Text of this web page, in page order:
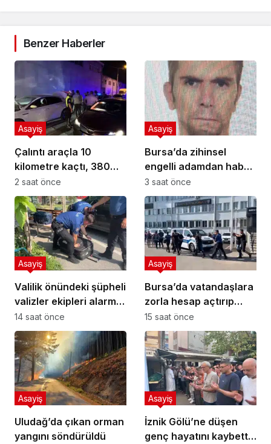
Benzer Haberler
Çalıntı araçla 10
kilometre kaçtı, 380
bin TL ceza yedi
Asayiş
2 saat önce
Bursa’da zihinsel
engelli adamdan haber
alınamıyor
Asayiş
3 saat önce
Valilik önündeki şüpheli
valizler ekipleri alarma
geçirdi.. Gerçek
sonradan çıktı
Asayiş
14 saat önce
Bursa’da vatandaşlara
zorla hesap açtırıp
kara para aklayan
şahıslara baskın
Asayiş
15 saat önce
Uludağ’da çıkan orman
yangını söndürüldü
Asayiş
İznik Gölü’ne düşen
genç hayatını kaybetti,
Asayiş